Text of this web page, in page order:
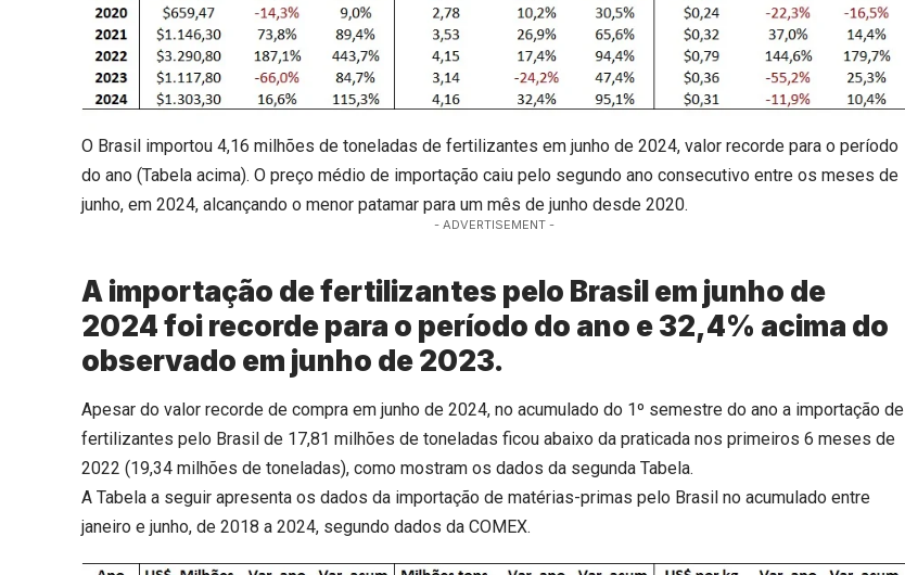
O Brasil importou 4,16 milhões de toneladas de fertilizantes em junho de 2024, valor recorde para o período
do ano (Tabela acima). O preço médio de importação caiu pelo segundo ano consecutivo entre os meses de
junho, em 2024, alcançando o menor patamar para um mês de junho desde 2020.
- ADVERTISEMENT -
A importação de fertilizantes pelo Brasil em junho de
2024 foi recorde para o período do ano e 32,4% acima do
observado em junho de 2023.
Apesar do valor recorde de compra em junho de 2024, no acumulado do 1º semestre do ano a importação de
fertilizantes pelo Brasil de 17,81 milhões de toneladas ficou abaixo da praticada nos primeiros 6 meses de
2022 (19,34 milhões de toneladas), como mostram os dados da segunda Tabela.
A Tabela a seguir apresenta os dados da importação de matérias-primas pelo Brasil no acumulado entre
janeiro e junho, de 2018 a 2024, segundo dados da COMEX.